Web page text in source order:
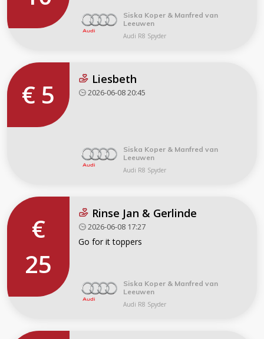
Siska Koper & Manfred van
Leeuwen
Audi R8 Spyder
€ 5 Liesbeth
2026-06-08 20:45
Siska Koper & Manfred van
Leeuwen
Audi R8 Spyder
€
25
Rinse Jan & Gerlinde
2026-06-08 17:27
Go for it toppers
Siska Koper & Manfred van
Leeuwen
Audi R8 Spyder